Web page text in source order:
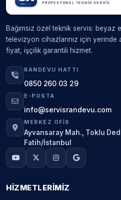
Bağımsız özel teknik servis: beyaz
televizyon cihazlarınız için yerinde
fiyat, işçilik garantili hizmet.
RANDEVU HATTI
0850 260 03 29
E-POSTA
info@servisrandevu.com
MERKEZ OFIS
Ayvansaray Mah., Toklu
Fatih/İstanbul
HIZMETLERIMIZ